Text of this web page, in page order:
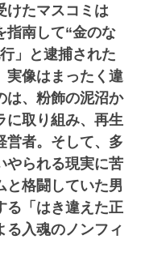
けたマスコミは
指南して“金のな
」と逮捕された
実像はまったく違
は、粉飾の泥沼か
に取り組み、再生
営者。そして、多
やられる現実に苦
と格闘していた男
る「はき違えた正
る入魂のノンフィ